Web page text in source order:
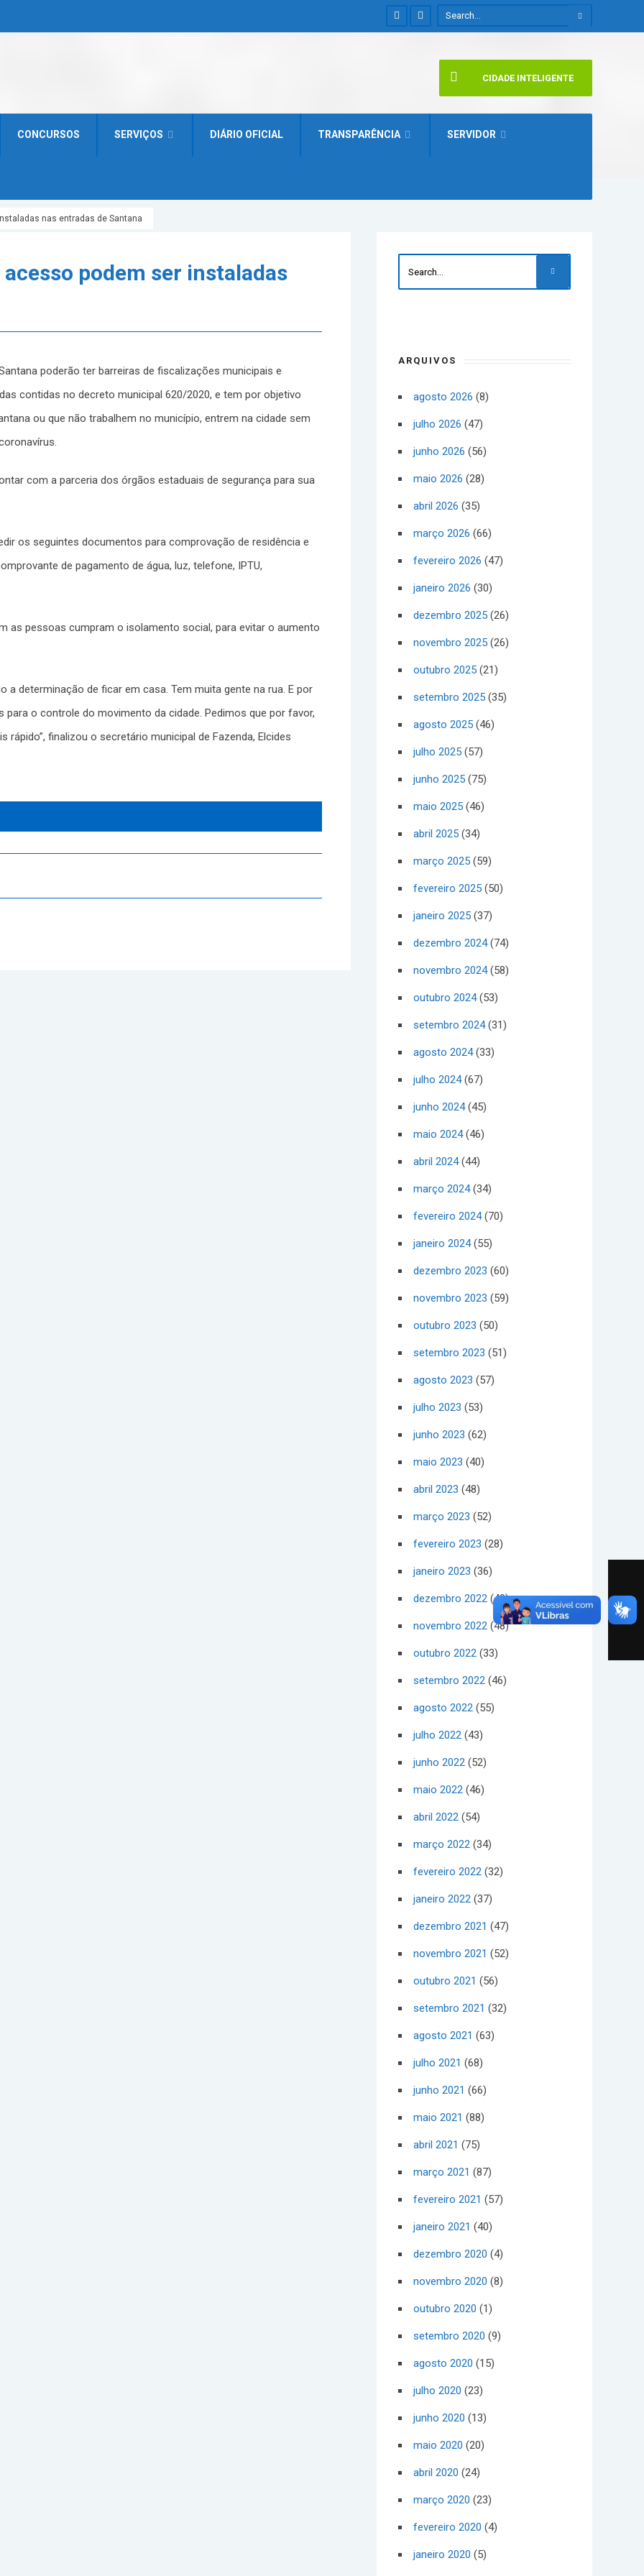
CONCURSOS SERVIÇOS DIÁRIO OFICIAL TRANSPARÊNCIA SERVIDOR
CIDADE INTELIGENTE
nas entradas de Santana
podem ser instaladas
poderão ter barreiras de fiscalizações municipais e
contidas no decreto municipal 620/2020, e tem por objetivo
ou que não trabalhem no município, entrem na cidade sem
com a parceria dos órgãos estaduais de segurança para sua
os seguintes documentos para comprovação de residência e
de pagamento de água, luz, telefone, IPTU,
as pessoas cumpram o isolamento social, para evitar o aumento
determinação de ficar em casa. Tem muita gente na rua. E por
o controle do movimento da cidade. Pedimos que por favor,
finalizou o secretário municipal de Fazenda, Elcides
ARQUIVOS
agosto 2026 (8)
julho 2026 (47)
junho 2026 (56)
maio 2026 (28)
abril 2026 (35)
março 2026 (66)
fevereiro 2026 (47)
janeiro 2026 (30)
dezembro 2025 (26)
novembro 2025 (26)
outubro 2025 (21)
setembro 2025 (35)
agosto 2025 (46)
julho 2025 (57)
junho 2025 (75)
maio 2025 (46)
abril 2025 (34)
março 2025 (59)
fevereiro 2025 (50)
janeiro 2025 (37)
dezembro 2024(74)
novembro 2024(58)
outubro 2024(53)
setembro 2024(31)
agosto 2024(33)
julho 2024(67)
junho 2024(45)
maio 2024(46)
abril 2024(44)
março 2024(34)
fevereiro 2024(70)
janeiro 2024(55)
dezembro 2023 (60)
novembro 2023 (59)
outubro 2023 (50)
setembro 2023 (51)
agosto 2023 (57)
julho 2023 (53)
junho 2023 (62)
maio 2023 (40)
abril 2023 (48)
março 2023 (52)
fevereiro 2023 (28)
janeiro 2023 (36)
dezembro 2022 (40)
novembro 2022 (48)
outubro 2022 (33)
setembro 2022 (46)
agosto 2022 (55)
julho 2022 (43)
junho 2022 (52)
maio 2022 (46)
abril 2022 (54)
março 2022 (34)
fevereiro 2022 (32)
janeiro 2022 (37)
dezembro 2021 (47)
novembro 2021 (52)
outubro 2021 (56)
setembro 2021 (32)
agosto 2021 (63)
julho 2021 (68)
junho 2021 (66)
maio 2021 (88)
abril 2021 (75)
março 2021 (87)
fevereiro 2021 (57)
janeiro 2021 (40)
dezembro 2020 (4)
novembro 2020 (8)
outubro 2020 (1)
setembro 2020 (9)
agosto 2020 (15)
julho 2020 (23)
junho 2020 (13)
maio 2020 (20)
abril 2020 (24)
março 2020 (23)
fevereiro 2020 (4)
janeiro 2020 (5)